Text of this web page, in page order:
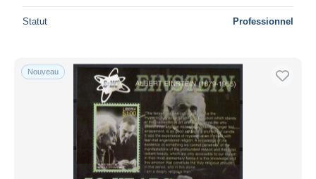
Statut Professionnel
Nouveau